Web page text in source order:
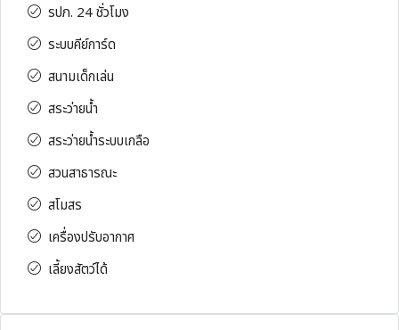
รปภ. 24 ชั่วโมง
ระบบคีย์การ์ด
สนามเด็กเล่น
สระว่ายน้ำ
สระว่ายน้ำระบบเกลือ
สวนสาธารณะ
สโมสร
เครื่องปรับอากาศ
เลี้ยงสัตว์ได้